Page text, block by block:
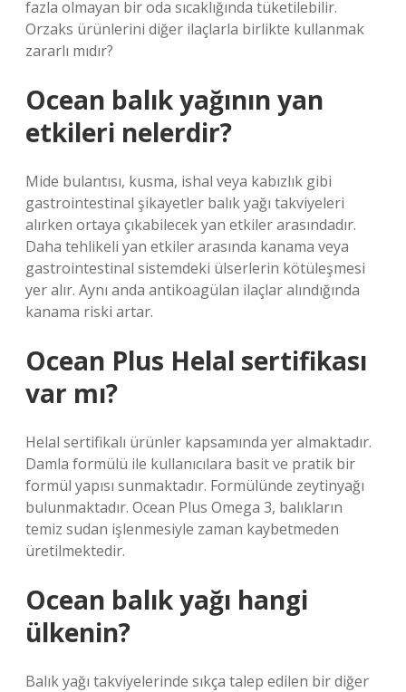
fazla olmayan bir oda sıcaklığında tüketilebilir.
Orzaks ürünlerini diğer ilaçlarla birlikte kullanmak
zararlı mıdır?
Ocean balık yağının yan
etkileri nelerdir?
Mide bulantısı, kusma, ishal veya kabızlık gibi
gastrointestinal şikayetler balık yağı takviyeleri
alırken ortaya çıkabilecek yan etkiler arasındadır.
Daha tehlikeli yan etkiler arasında kanama veya
gastrointestinal sistemdeki ülserlerin kötüleşmesi
yer alır. Aynı anda antikoagülan ilaçlar alındığında
kanama riski artar.
Ocean Plus Helal sertifikası
var mı?
Helal sertifikalı ürünler kapsamında yer almaktadır.
Damla formülü ile kullanıcılara basit ve pratik bir
formül yapısı sunmaktadır. Formülünde zeytinyağı
bulunmaktadır. Ocean Plus Omega 3, balıkların
temiz sudan işlenmesiyle zaman kaybetmeden
üretilmektedir.
Ocean balık yağı hangi
ülkenin?
Balık yağı takviyelerinde sıkça talep edilen bir diğer